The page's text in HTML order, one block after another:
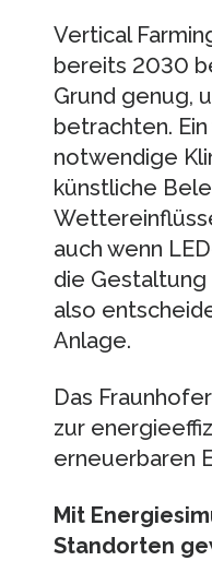
Vertical
bereits 2030
Grund genug,
betrachten.
notwendige
künstliche
auch wenn
die
also
Anlage.
Das
zur
erneuerbaren
Mit
Standorten